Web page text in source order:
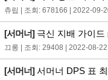
츄립 | 조회: 678166 | 2022-09-
[서머너]극신 지배 가이드
끄롱 | 조회: 29408 | 2022-08-22
[서머너]서머너 DPS 표